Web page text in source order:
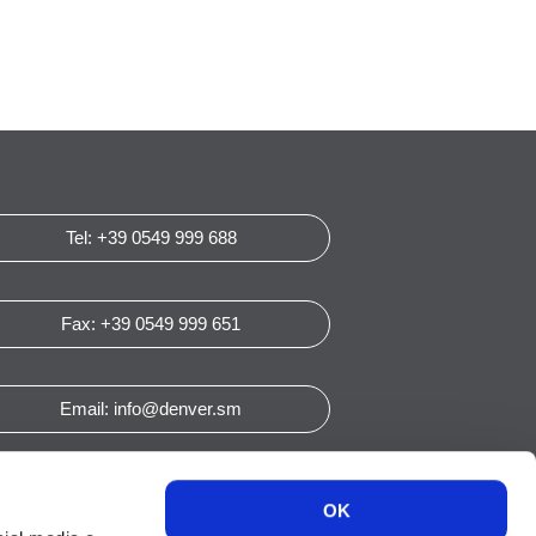
OK
Tel: +39 0549 999 688
Fax: +39 0549 999 651
Email: info@denver.sm